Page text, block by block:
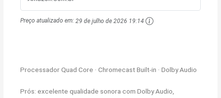
Preço atualizado em:29 de julho de 2026 19:14
Processador Quad Core · Chromecast Built-in · Dolby Audio
Prós: excelente qualidade sonora com Dolby Audio,